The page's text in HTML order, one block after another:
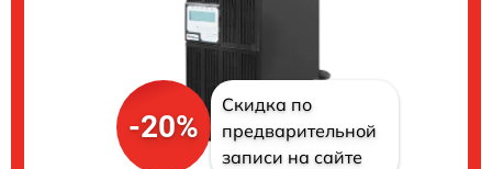
-20%
Скидка по
предварительной
записи на сайте